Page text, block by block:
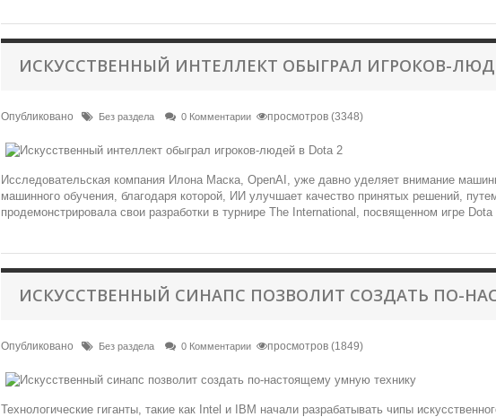
ИСКУССТВЕННЫЙ ИНТЕЛЛЕКТ ОБЫГРАЛ ИГРОКОВ-
Опубликовано Без раздела 0 Комментарии просмотров (3348)
Исследовательская компания Илона Маска, OpenAI, уже давно уделяет внимание
машинного обучения, благодаря которой, ИИ улучшает качество принятых решений,
продемонстрировала свои разработки в турнире The International, посвященном игре Dota
ИСКУССТВЕННЫЙ СИНАПС ПОЗВОЛИТ СОЗДАТЬ ПО-
Опубликовано Без раздела 0 Комментарии просмотров (1849)
Технологические гиганты, такие как Intel и IBM начали разрабатывать чипы